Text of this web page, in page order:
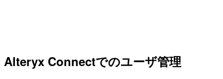
Alteryx Connectでのユーザ管理